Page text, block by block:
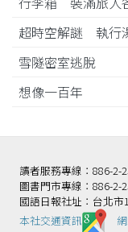
超時空解謎 執行
雪隧密室逃脫
想像一百年
讀者服務專線：886-2-
圖書門市專線：886-2-
國語日報社址：台北
本社交通資訊️